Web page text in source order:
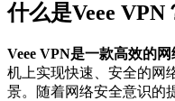
什么是Veee VPN
Veee VPN是一款高效的网
机上实现快速、安全的网
景。随着网络安全意识的